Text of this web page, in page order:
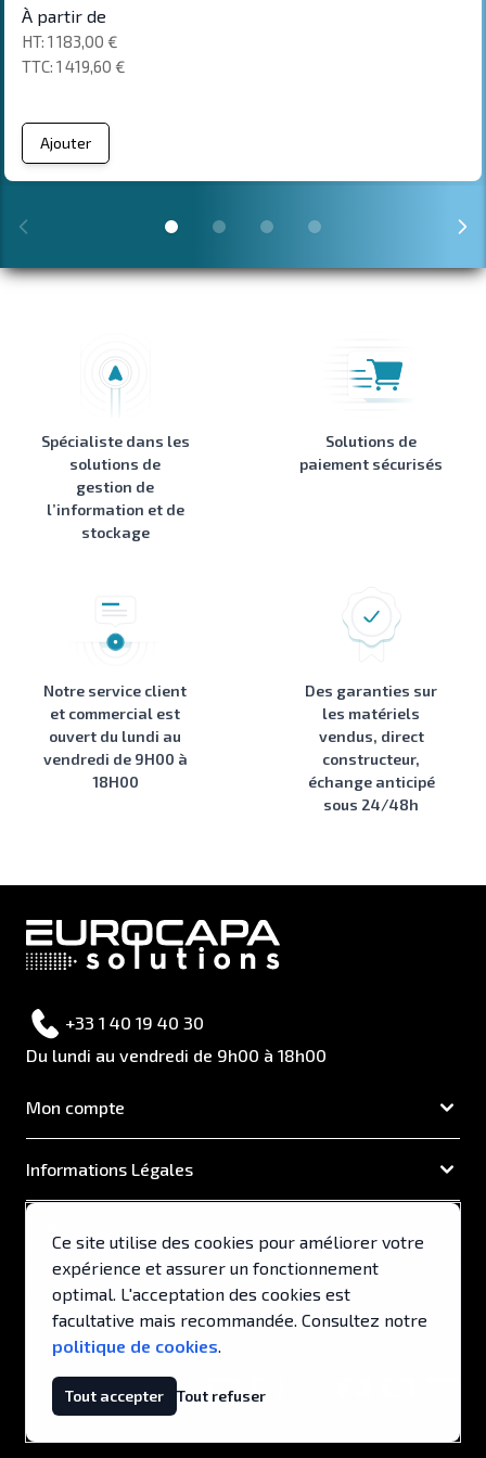
À partir de
1 419,60 €
1 183,00 €
Ajouter
Spécialiste dans les
solutions de
gestion de
l’information et de
stockage
Solutions de
paiement sécurisés
Notre service client
et commercial est
ouvert du lundi au
vendredi de 9H00 à
18H00
Des garanties sur
les matériels
vendus, direct
constructeur,
échange anticipé
sous 24/48h
+33 1 40 19 40 30
Du lundi au vendredi de 9h00 à 18h00
Mon compte
Informations Légales
Support & Services
Ce site utilise des cookies pour améliorer votre
expérience et assurer un fonctionnement
optimal. L'acceptation des cookies est
facultative mais recommandée. Consultez notre
politique de cookies.
Tout accepter Tout refuser